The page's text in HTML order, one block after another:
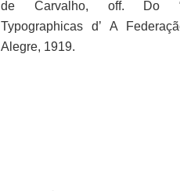
de Carvalho, off. Do
Typographicas d’ A
Alegre, 1919.